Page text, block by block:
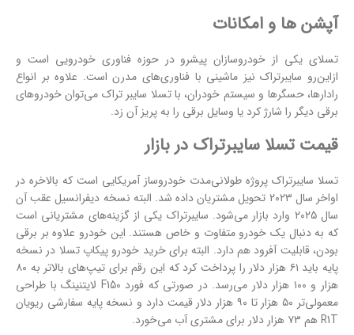
آپشن ها و امکانات
تسلای یکی از خودروسازان پیشرو در حوزه فناوری خودرویی است و
ازاین‌رو سایبرتراک نیز ماشینی با فناوری‌های مدرن است. علاوه بر انواع
رادارها، حسگرها و سیستم خودران، با تسلا سایبر تراک می‌توان خودروهای
برقی دیگر را شارژ کرد یا وسایل برقی را به پریز آن زد.
قیمت تسلا سایبرتراک در بازار
تسلا سایبرتراک پروژه طولانی‌مدت خودروساز آمریکایی است که بالاخره در
اواخر سال ۲۰۲۳ تحویل مشتریان داده شد. البته نسخه دیفرانسیل عقب آن
سال ۲۰۲۵ وارد بازار می‌شود. سایبرتراک یکی از گزینه‌های مشتریانی است
که به دنبال یک خودرو متفاوت و خاص هستند. این خودرو علاوه بر برقی
بودن، قابلیت آفرود هم دارد. البته برای خرید خودرو پیکاپ تسلا در نسخه
پایه باید ۶۱ هزار دلار را پرداخت کرد که این رقم برای تیپ‌های بالاتر به ۸۰
هزار و ۱۰۰ هزار دلار می‌رسد. در صورتی که فورد F150 لایتنینگ با طراحی
معمولی‌تر ۵۰ هزار تا ۹۰ هزار دلار قیمت دارد و نسخه پایه سفارشی ریویان
R1T هم ۷۳ هزار دلار برای مشتری آب می‌خورد.